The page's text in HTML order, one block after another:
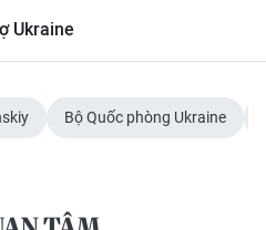
và Tây
Ukraine
Bộ Quốc phòng Ukraine